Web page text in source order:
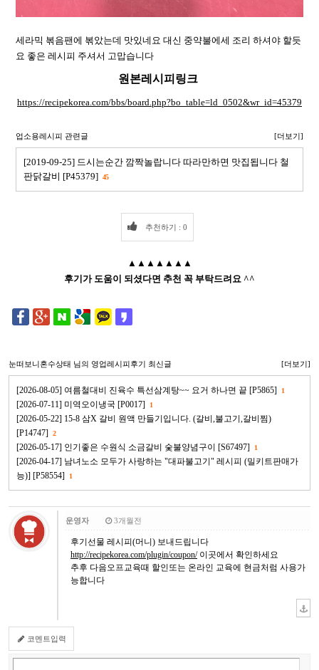
세라믹 볶음팬에 볶았는데 맛있네요 대신 중약불에세 조리 하셔야 할듯
요 좋은 레시피 주셔서 고맙습니다
원본레시피링크
https://recipekorea.com/bbs/board.php?bo_table=ld_0502&wr_id=45379
업소용레시피 관련글 [더보기]
[2019-09-25] 드시는순간 깜짝놀랍니다 따라만하면 맛집됩니다 철
판닭갈비 [P45379] 45
추천하기 : 0
▲▲▲▲▲▲▲
후기가 도움이 되셨다면 추천 꼭 부탁드려요 ^^
눈떠보니혼수상태 님의 영업레시피후기 최신글 [더보기]
[2026-08-05] 여름철대비 진육수 특선삼계탕~~ 요거 하나면 끝 [P5865] 1
[2026-07-11] 미역오이냉국 [P0017] 1
[2026-05-22] 15-8 삼X 갈비 원액 만들기입니다. (갈비,불고기,갈비찜)
[P14747] 2
[2026-05-17] 인기좋은 수원식 소금갈비 숯불양념구이 [S67497] 1
[2026-04-17] 남녀노소 모두가 사랑하는 "대파불고기" 레시피 (밀키트판매가
능)] [P58554]
1
운영자 3개월전
후기선물 레시피(머니) 보내드립니다
http://recipekorea.com/plugin/coupon/이곳에서 확인하세요
추후 다음오프교육때 할인또는 온라인 교육에 현금처럼 사용가
능합니다
코멘트입력